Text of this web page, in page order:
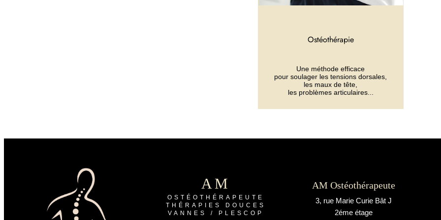
Ostéothérapie
Une méthode efficace
pour soulager les tensions dorsales,
les maux de tête,
les problèmes articulaires...
AM
OSTÉOTHÉRAPEUTE
THÉRAPIES DOUCES
VANNES / PLESCOP
AM Ostéothérapeute
3, rue Marie Curie Bât J
2éme étage